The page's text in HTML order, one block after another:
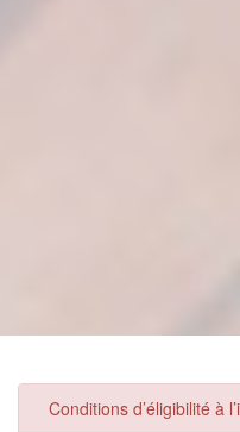
Conditions d’éligibilité à